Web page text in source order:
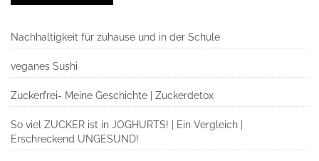
Nachhaltigkeit für zuhause und in der Schule
veganes Sushi
Zuckerfrei- Meine Geschichte | Zuckerdetox
So viel ZUCKER ist in JOGHURTS! | Ein Vergleich |
Erschreckend UNGESUND!